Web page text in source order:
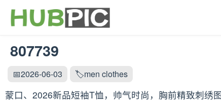
807739
📅2026-06-03 🏷️men clothes
蒙口、2026新品短袖T恤，帅气时尚，胸前精致刺绣